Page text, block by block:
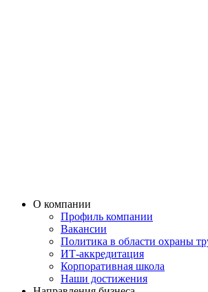
О компании
Профиль компании
Вакансии
Политика в области охраны
ИТ-аккредитация
Корпоративная школа
Наши достижения